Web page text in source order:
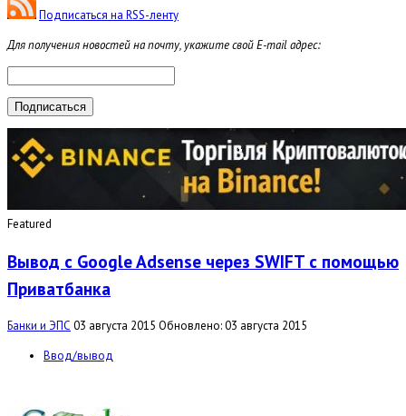
Подписаться на RSS-ленту
Для получения новостей на почту, укажите свой E-mail адрес:
Featured
Вывод с Google Adsense через SWIFT с помощью
Приватбанка
Банки и ЭПС 03 августа 2015 Обновлено: 03 августа 2015
Ввод/вывод